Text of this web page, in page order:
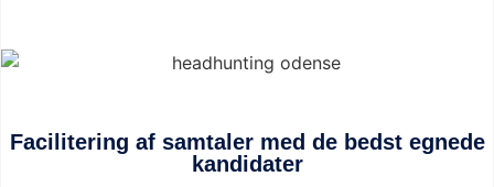
Facilitering af samtaler med de bedst egnede
kandidater